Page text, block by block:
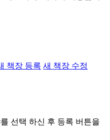
책장 등록 새 책장 수정
선택 하신 후 등록 버튼을